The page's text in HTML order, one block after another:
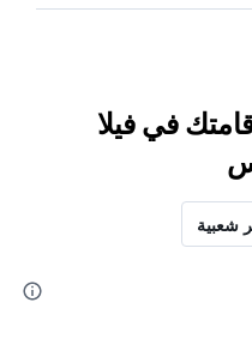
في فيلا
شعبية